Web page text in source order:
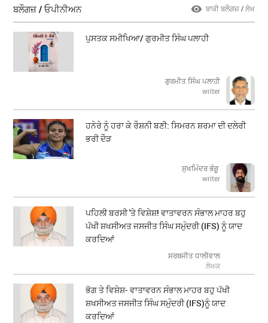
ਬਲੌਗਜ਼ / ਓਪੀਨੀਅਨ ਬਾਕੀ ਬਲੌਗਜ਼ / ਲੇਖ
ਪੁਸਤਕ ਸਮੀਖਿਆ/ ਗੁਰਮੀਤ ਸਿੰਘ ਪਲਾਹੀ
ਗੁਰਮੀਤ ਸਿੰਘ ਪਲਾਹੀ
writer
ਹਨੇਰੇ ਨੂੰ ਹਰਾ ਕੇ ਰੌਸ਼ਨੀ ਬਣੀ: ਸਿਮਰਨ ਸ਼ਰਮਾ ਦੀ ਦਲੇਰੀ
ਭਰੀ ਦੌੜ
ਸੁਖਮਿੰਦਰ ਭੰਗੂ
writer
ਪਹਿਲੀ ਬਰਸੀ 'ਤੇ ਵਿਸ਼ੇਸ਼! ਵਾਤਾਵਰਨ ਸੰਭਾਲ ਮਾਹਰ ਬਹੁ
ਪੱਖੀ ਸ਼ਖਸੀਅਤ ਜਸਜੀਤ ਸਿੰਘ ਸਮੁੰਦਰੀ (IFS) ਨੂੰ ਯਾਦ
ਕਰਦਿਆਂ
ਸਰਬਜੀਤ ਧਾਲੀਵਾਲ
ਲੇਖਕ
ਭੋਗ ਤੇ ਵਿਸ਼ੇਸ਼- ਵਾਤਾਵਰਨ ਸੰਭਾਲ ਮਾਹਰ ਬਹੁ ਪੱਖੀ
ਸ਼ਖਸੀਅਤ ਜਸਜੀਤ ਸਿੰਘ ਸਮੁੰਦਰੀ (IFS)ਨੂੰ ਯਾਦ
ਕਰਦਿਆਂ